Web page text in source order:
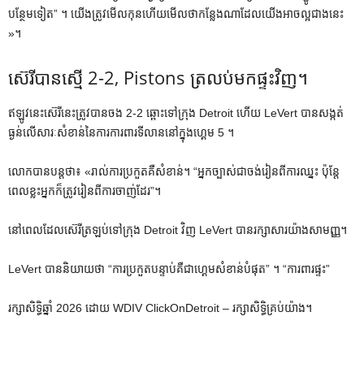
បន្ថែមទៀត” ។ យើង​ត្រូវ​មើល​កុន​ហើយ​មើល​ថា​កន្លែង​ណា​ដែល​យើង​អាច​ល្អ​ជាង​នេះ​
»។
ស៊េរីបានស្មើ 2-2, Pistons ត្រលប់មកផ្ទះវិញ។
ឥឡូវនេះស៊េរីនេះត្រូវបានចង 2-2 ឆ្ពោះទៅក្រុង Detroit ហើយ LeVert បានសង្កត់
ធ្ងន់លើសារៈសំខាន់នៃការការពារទីលាននៅក្នុងហ្គេម 5 ។
លោក​បាន​បន្ត​ថា​៖ «​រាល់​ការ​ប្រកួត​គឺ​សំខាន់​។ “អ្នកច្បាស់ជាចង់រៀនពីការឈ្នះ ប៉ុន្តែ
ពេលខ្លះអ្នកក៏ត្រូវរៀនពីការចាញ់ដែរ”។
នៅពេលដែលស៊េរីត្រឡប់ទៅក្រុង Detroit វិញ LeVert បានរក្សាសារយ៉ាងសាមញ្ញ។
LeVert បាននិយាយថា “ការប្រកួតបន្ទាប់គឺជាហ្គេមសំខាន់បំផុត” ។ “ការពារផ្ទះ”
រក្សាសិទ្ធិឆ្នាំ 2026 ដោយ WDIV ClickOnDetroit – រក្សាសិទ្ធិគ្រប់យ៉ាង។